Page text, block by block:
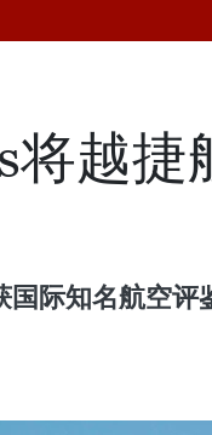
越捷
际知名航空